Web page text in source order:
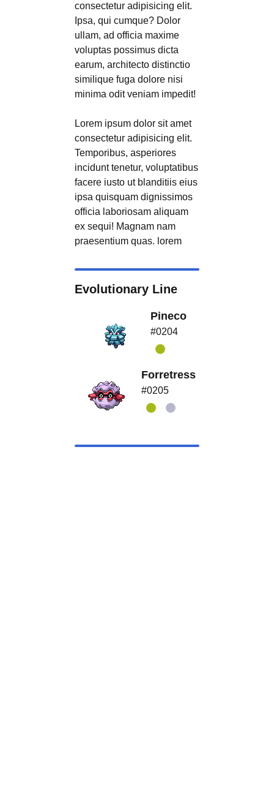
consectetur adipisicing elit.
Ipsa, qui cumque? Dolor
ullam, ad officia maxime
voluptas possimus dicta
earum, architecto distinctio
similique fuga dolore nisi
minima odit veniam impedit!
Lorem ipsum dolor sit amet
consectetur adipisicing elit.
Temporibus, asperiores
incidunt tenetur, voluptatibus
facere iusto ut blanditiis eius
ipsa quisquam dignissimos
officia laboriosam aliquam
ex sequi! Magnam nam
praesentium quas. lorem
Evolutionary Line
Pineco
#0204
Forretress
#0205